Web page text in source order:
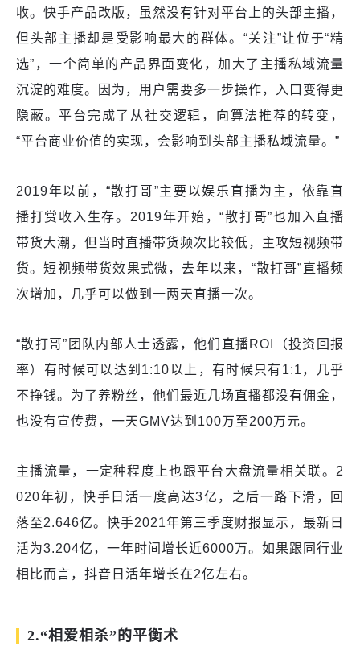
收。快手产品改版，虽然没有针对平台上的头部主播，
但头部主播却是受影响最大的群体。“关注”让位于“精
选”，一个简单的产品界面变化，加大了主播私域流量
沉淀的难度。因为，用户需要多一步操作，入口变得更
隐蔽。平台完成了从社交逻辑，向算法推荐的转变，
“平台商业价值的实现，会影响到头部主播私域流量。”
2019年以前，“散打哥”主要以娱乐直播为主，依靠直
播打赏收入生存。2019年开始，“散打哥”也加入直播
带货大潮，但当时直播带货频次比较低，主攻短视频带
货。短视频带货效果式微，去年以来，“散打哥”直播频
次增加，几乎可以做到一两天直播一次。
“散打哥”团队内部人士透露，他们直播ROI（投资回报
率）有时候可以达到1:10以上，有时候只有1:1，几乎
不挣钱。为了养粉丝，他们最近几场直播都没有佣金，
也没有宣传费，一天GMV达到100万至200万元。
主播流量，一定种程度上也跟平台大盘流量相关联。2
020年初，快手日活一度高达3亿，之后一路下滑，回
落至2.646亿。快手2021年第三季度财报显示，最新日
活为3.204亿，一年时间增长近6000万。如果跟同行业
相比而言，抖音日活年增长在2亿左右。
2.“相爱相杀”的平衡术